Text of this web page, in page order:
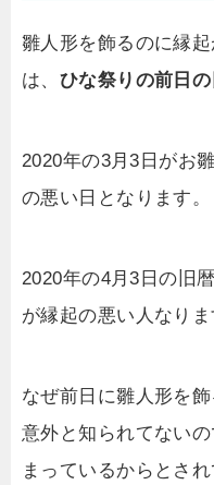
雛人形を飾るのに縁
は、 ひな祭りの前日の
2020年の3月3日がお
の悪い日となります。
2020年の4月3日の旧
が縁起の悪い人なりま
なぜ前日に雛人形を
意外と知られてない
まっているからとされ